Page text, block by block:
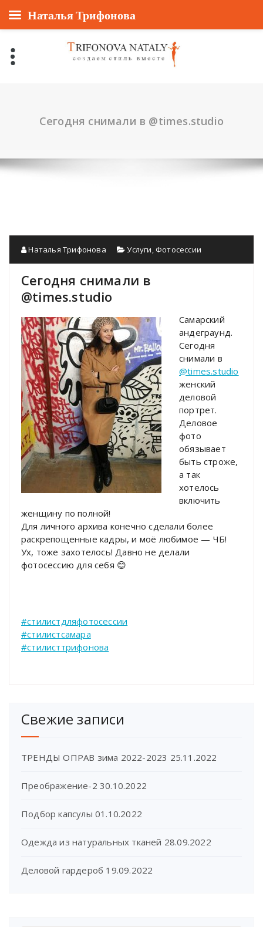
содержанию
Сегодня снимали в @times.studio
Наталья Трифонова Услуги Фотосессии
Сегодня снимали в
@times.studio
Самарский
андеграунд.
Сегодня
снимали в
@times.studio
женский
деловой
портрет.
Деловое
фото
обязывает
быть строже,
а так
хотелось
включить
женщину по полной!
Для личного архива конечно сделали более
раскрепощенные кадры, и моё любимое — ЧБ!
Ух, тоже захотелось! Давно не делали
фотосессию для себя 😊
#стилистдляфотосессии
#стилистсамара
#стилисттрифонова
Свежие записи
ТРЕНДЫ ОПРАВ зима 2022-2023 25.11.2022
Преображение-2 30.10.2022
Подбор капсулы 01.10.2022
Одежда из натуральных тканей 28.09.2022
Деловой гардероб 19.09.2022
Наталья Трифонова